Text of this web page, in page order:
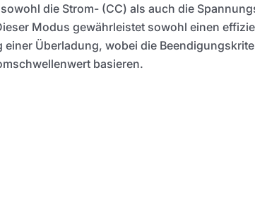
die Strom- (CC) als auch die
Modus gewährleistet sowohl einen
einer Überladung, wobei die
basieren.